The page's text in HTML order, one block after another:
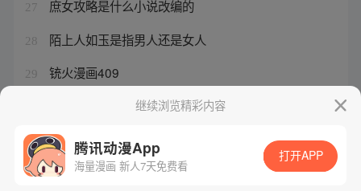
27 庶女攻略是什么小说改编的
28 陌上人如玉是指男人还是女人
29 铳火漫画409
变身恐龙动画片大全继续浏览精彩内容
腾讯动漫App
海量漫画 新人7天免费看
打开APP